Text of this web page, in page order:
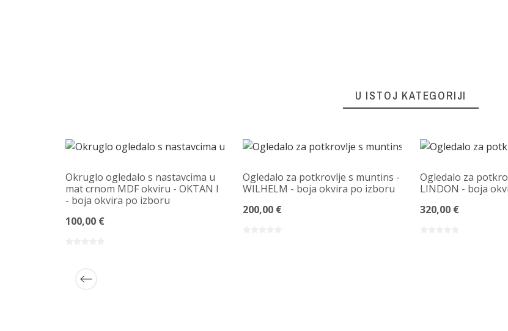
U ISTOJ KATEGORIJI
Okruglo ogledalo s nastavcima u
mat crnom MDF okviru - OKTAN I
- boja okvira po izboru
100,00 €
Ogledalo za potkrovlje s muntins -
WILHELM - boja okvira po izboru
200,00 €
Ogledalo za
LINDON - boja
320,00 €